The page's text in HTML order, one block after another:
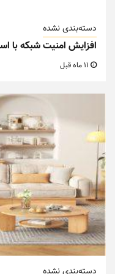
دسته‌بندی نشده
افزایش امنیت شبکه با